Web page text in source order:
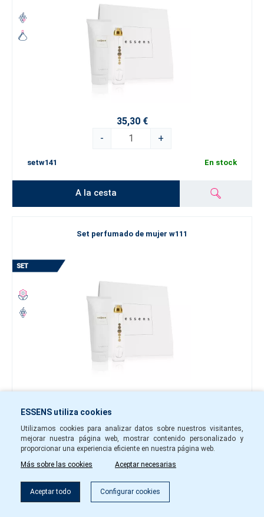
Filtro
35,30 €
-
+
setw141 En stock
A la cesta
Set perfumado de mujer w111
-
setw111 En stock
A la cesta
ESSENS utiliza cookies
Utilizamos cookies para analizar datos sobre nuestros visitantes,
mejorar nuestra página web, mostrar contenido personalizado y
proporcionar una experiencia eficiente en nuestra página web.
Más sobre las cookies
Aceptar necesarias
Aceptar todo Configurar cookies